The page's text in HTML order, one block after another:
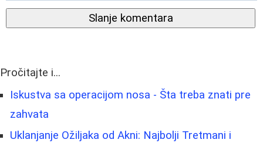
Slanje komentara
Pročitajte i...
Iskustva sa operacijom nosa - Šta treba znati pre
zahvata
Uklanjanje Ožiljaka od Akni: Najbolji Tretmani i